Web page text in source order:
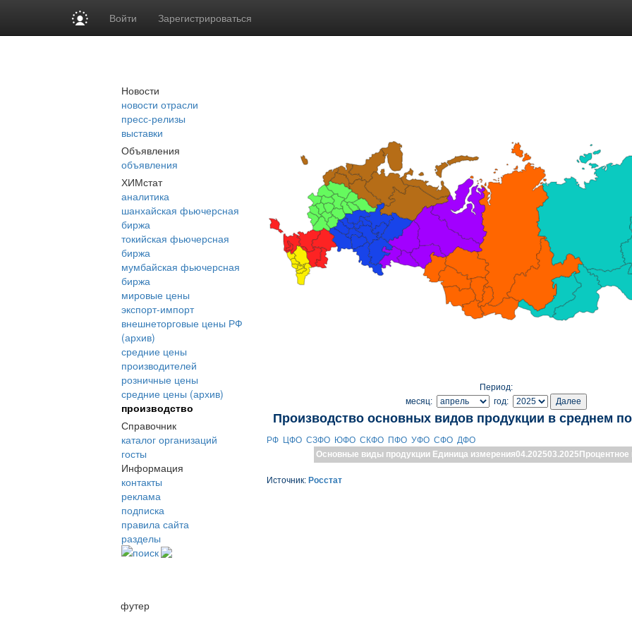
Войти Зарегистрироваться
Новости
новости отрасли
пресс-релизы
выставки
Объявления
объявления
ХИМстат
аналитика
шанхайская фьючерсная
биржа
токийская фьючерсная
биржа
мумбайская фьючерсная
биржа
мировые цены
экспорт-импорт
внешнеторговые цены РФ
(архив)
средние цены
производителей
розничные цены
средние цены (архив)
производство
Справочник
каталог организаций
госты
Информация
контакты
реклама
подписка
правила сайта
разделы
поиск
Период:
месяц:
год:
Производство основных видов продукции в среднем по
РФ ЦФО СЗФО ЮФО СКФО ПФО УФО СФО ДФО
Основные виды продукции Единица измерения04.202503.2025 Процентное
Источник: Росстат
футер